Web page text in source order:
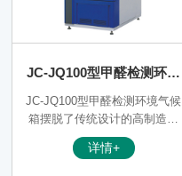
JC-JQ100型甲醛检测环境
气候箱
JC-JQ100型甲醛检测环境气候
箱摆脱了传统设计的高制造成
本，高使用成本的特点。为客户
创造使用经济性的*大化。它秉
详情+